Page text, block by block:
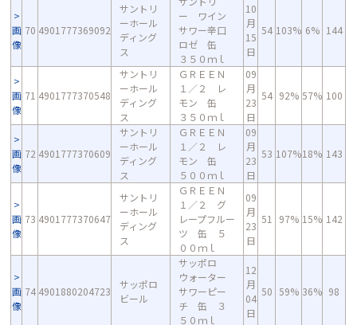
画
像
70 4901777369092
サントリ
ーホール
ディング
ス
ー ワイン
サワー辛口
ロゼ 缶
３５０ｍｌ
10
月
15
日
54 103% 6% 144
画
像
71 4901777370548
サントリ
ーホール
ディング
ス
ＧＲＥＥＮ
１／２ レ
モン 缶
３５０ｍｌ
09
月
23
日
54 92% 57% 100
画
像
72 4901777370609
サントリ
ーホール
ディング
ス
ＧＲＥＥＮ
１／２ レ
モン 缶
５００ｍｌ
09
月
23
日
53 107%18% 143
画
像
73 4901777370647
サントリ
ーホール
ディング
ス
ＧＲＥＥＮ
１／２ グ
レープフルー
ツ 缶 ５
００ｍｌ
09
月
23
日
51 97% 15% 142
画
像
74 4901880204723
サッポロ
ビール
サッポロ
ウォーター
サワーピー
チ 缶 ３
５０ｍｌ
12
月
04
日
50 59% 36% 98